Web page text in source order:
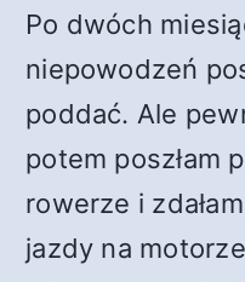
Po dwóch
niepowodzeń
poddać. Ale
potem poszłam
rowerze i
jazdy na